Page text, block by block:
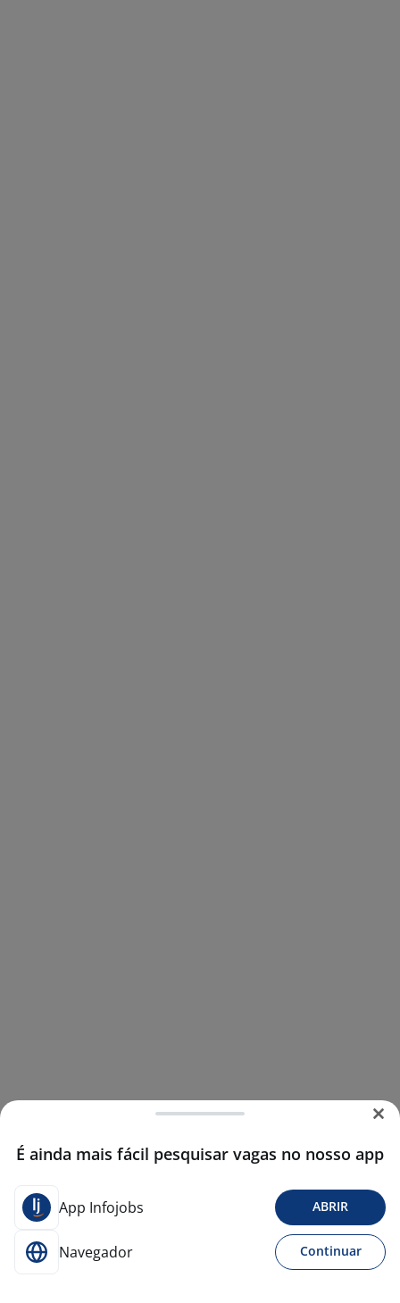
É ainda mais fácil pesquisar vagas no nosso app
App Infojobs ABRIR
Navegador Continuar